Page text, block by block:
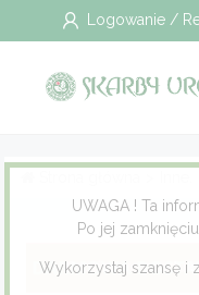
Logowanie /
UWAGA ! Ta
Po jej
Wykorzystaj szansę i
Wszystkie
Płatność i dostawa